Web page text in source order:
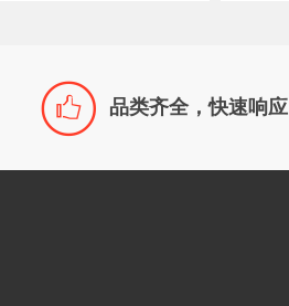
 品类齐全，快速响应